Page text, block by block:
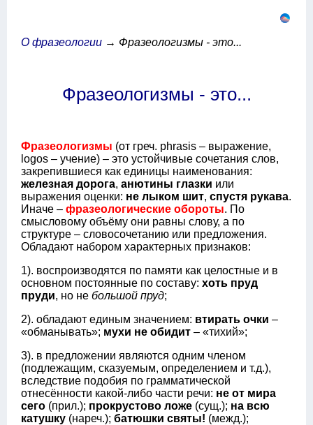
О фразеологии → Фразеологизмы - это...
Фразеологизмы - это...
Фразеологизмы (от греч. phrasis – выражение,
logos – учение) – это устойчивые сочетания слов,
закрепившиеся как единицы наименования:
железная дорога, анютины глазки или
выражения оценки: не лыком шит, спустя рукава.
Иначе – фразеологические обороты. По
смысловому объёму они равны слову, а по
структуре – словосочетанию или предложения.
Обладают набором характерных признаков:
1). воспроизводятся по памяти как целостные и в
основном постоянные по составу: хоть пруд
пруди, но не большой пруд;
2). обладают единым значением: втирать очки –
«обманывать»; мухи не обидит – «тихий»;
3). в предложении являются одним членом
(подлежащим, сказуемым, определением и т.д.),
вследствие подобия по грамматической
отнесённости какой-либо части речи: не от мира
сего (прил.); прокрустово ложе (сущ.); на всю
катушку (нареч.); батюшки святы! (межд.);